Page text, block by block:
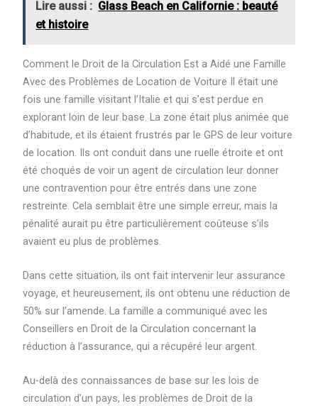
Lire aussi : Glass Beach en Californie : beauté
et histoire
Comment le Droit de la Circulation Est a Aidé une Famille
Avec des Problèmes de Location de Voiture Il était une
fois une famille visitant l’Italie et qui s’est perdue en
explorant loin de leur base. La zone était plus animée que
d’habitude, et ils étaient frustrés par le GPS de leur voiture
de location. Ils ont conduit dans une ruelle étroite et ont
été choqués de voir un agent de circulation leur donner
une contravention pour être entrés dans une zone
restreinte. Cela semblait être une simple erreur, mais la
pénalité aurait pu être particulièrement coûteuse s’ils
avaient eu plus de problèmes.
Dans cette situation, ils ont fait intervenir leur assurance
voyage, et heureusement, ils ont obtenu une réduction de
50% sur l’amende. La famille a communiqué avec les
Conseillers en Droit de la Circulation concernant la
réduction à l’assurance, qui a récupéré leur argent.
Au-delà des connaissances de base sur les lois de
circulation d’un pays, les problèmes de Droit de la